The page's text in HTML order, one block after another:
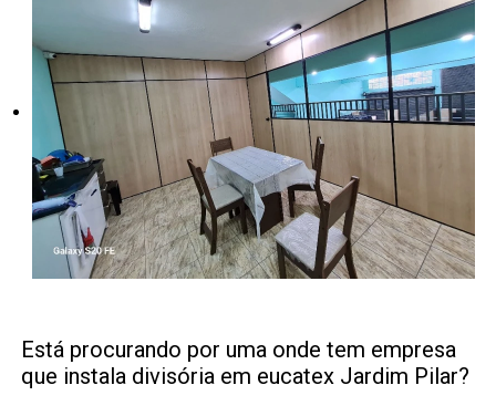
Está procurando por uma onde tem empresa
que instala divisória em eucatex Jardim Pilar?